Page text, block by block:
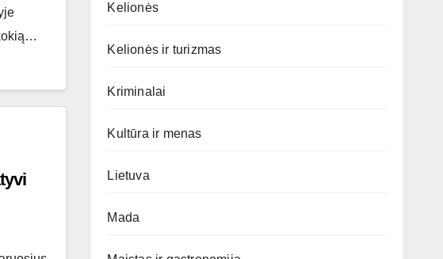
Kelionės
Kelionės ir turizmas
Kriminalai
Kultūra ir menas
Lietuva
Mada